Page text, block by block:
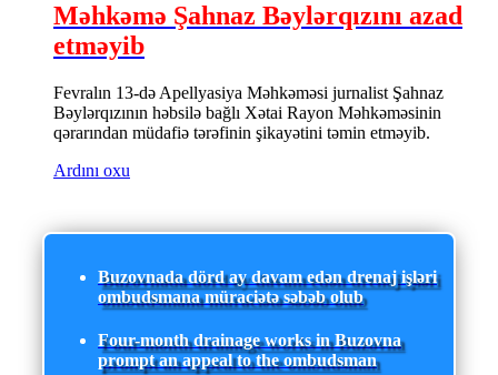
Məhkəmə Şahnaz Bəylərqızını azad
etməyib
Fevralın 13-də Apellyasiya Məhkəməsi jurnalist Şahnaz
Bəylərqızının həbsilə bağlı Xətai Rayon Məhkəməsinin
qərarından müdafiə tərəfinin şikayətini təmin etməyib.
Ardını oxu
Buzovnada dörd ay davam edən drenaj işləri
ombudsmana müraciətə səbəb olub
Four-month drainage works in Buzovna
prompt an appeal to the ombudsman